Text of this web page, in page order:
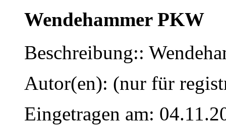
Wendehammer PKW
Beschreibung::
Autor(en): (nur für
Eingetragen am: